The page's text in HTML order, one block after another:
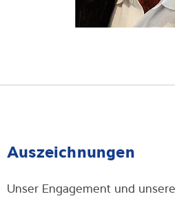
Auszeichnungen
Unser Engagement und